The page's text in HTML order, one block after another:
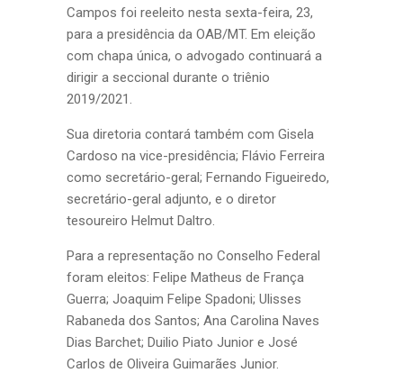
Campos foi reeleito nesta sexta-feira, 23,
para a presidência da OAB/MT. Em eleição
com chapa única, o advogado continuará a
dirigir a seccional durante o triênio
2019/2021.
Sua diretoria contará também com Gisela
Cardoso na vice-presidência; Flávio Ferreira
como secretário-geral; Fernando Figueiredo,
secretário-geral adjunto, e o diretor
tesoureiro Helmut Daltro.
Para a representação no Conselho Federal
foram eleitos: Felipe Matheus de França
Guerra; Joaquim Felipe Spadoni; Ulisses
Rabaneda dos Santos; Ana Carolina Naves
Dias Barchet; Duilio Piato Junior e José
Carlos de Oliveira Guimarães Junior.